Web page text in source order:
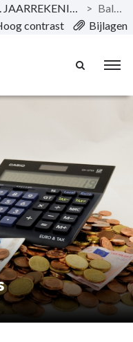
II. JAARREKENING >
Balans
contrast Bijlagen